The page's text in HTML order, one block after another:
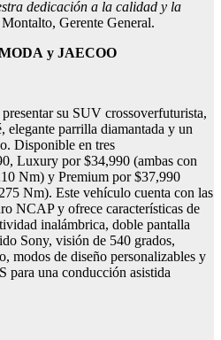
dedicación a la calidad y la
Gerente General.
y JAECOO
su SUV crossoverfuturista,
elegante parrilla diamantada y un
Disponible en tres
Luxury por $34,990 (ambas con
Nm) y Premium por $37,990
Nm). Este vehículo cuenta con las
NCAP y ofrece características de
inalámbrica, doble pantalla
Sony, visión de 540 grados,
modos de diseño personalizables y
para una conducción asistida